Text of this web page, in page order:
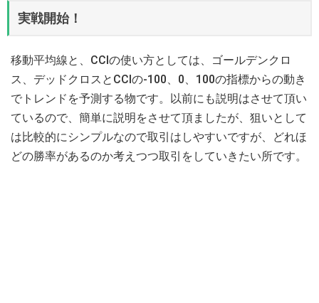
実戦開始！
移動平均線と、CCIの使い方としては、ゴールデンクロ
ス、デッドクロスとCCIの-100、0、100の指標からの動き
でトレンドを予測する物です。以前にも説明はさせて頂い
ているので、簡単に説明をさせて頂ましたが、狙いとして
は比較的にシンプルなので取引はしやすいですが、どれほ
どの勝率があるのか考えつつ取引をしていきたい所です。